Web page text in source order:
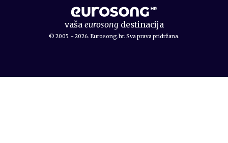
vaša eurosongdestinacija
© 2005. - 2026. Eurosong.hr. Sva prava pridržana.